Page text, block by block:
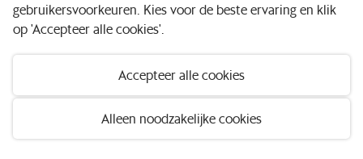
gebruikersvoorkeuren. Kies voor de beste ervaring en klik
op 'Accepteer alle cookies'.
Accepteer alle cookies
Alleen noodzakelijke cookies
Volg ons op:
© 2026 Pensioenfonds Metaal en Techniek